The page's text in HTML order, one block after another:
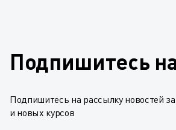
Подпишитесь
Подпишитесь на рассылку новостей
и новых курсов